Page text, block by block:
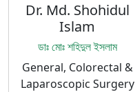
Dr. Md. Shohidul
Islam
ডাঃ মোঃ শহিদুল ইসলাম
General, Colorectal &
Laparoscopic Surgery